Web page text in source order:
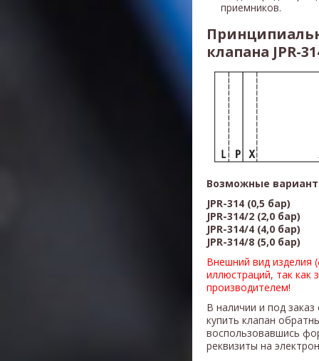
приемников.
клапана JPR-
Возможные
JPR-314 (0,5 бар)
JPR-314/2 (2,0 бар)
JPR-314/4 (4,0 бар)
JPR-314/8 (5,0 бар)
Внешний вид изделия
иллюстраций, так как
производителем!
В наличии и под
купить клапан
воспользовавшись
реквизиты на